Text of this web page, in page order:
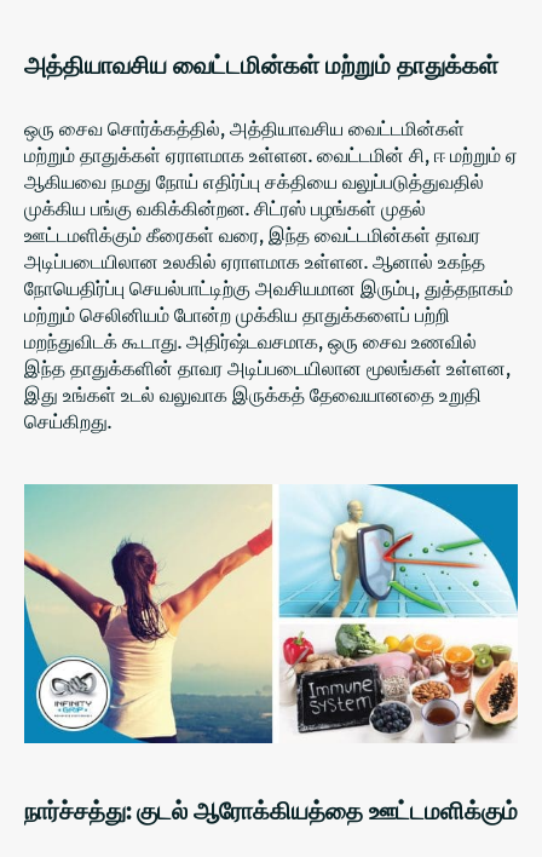
அத்தியாவசிய வைட்டமின்கள் மற்றும் தாதுக்கள்
ஒரு சைவ சொர்க்கத்தில், அத்தியாவசிய வைட்டமின்கள்
மற்றும் தாதுக்கள் ஏராளமாக உள்ளன. வைட்டமின் சி, ஈ மற்றும் ஏ
ஆகியவை நமது நோய் எதிர்ப்பு சக்தியை வலுப்படுத்துவதில்
முக்கிய பங்கு வகிக்கின்றன. சிட்ரஸ் பழங்கள் முதல்
ஊட்டமளிக்கும் கீரைகள் வரை, இந்த வைட்டமின்கள் தாவர
அடிப்படையிலான உலகில் ஏராளமாக உள்ளன. ஆனால் உகந்த
நோயெதிர்ப்பு செயல்பாட்டிற்கு அவசியமான இரும்பு, துத்தநாகம்
மற்றும் செலினியம் போன்ற முக்கிய தாதுக்களைப் பற்றி
மறந்துவிடக் கூடாது. அதிர்ஷ்டவசமாக, ஒரு சைவ உணவில்
இந்த தாதுக்களின் தாவர அடிப்படையிலான மூலங்கள் உள்ளன,
இது உங்கள் உடல் வலுவாக இருக்கத் தேவையானதை உறுதி
செய்கிறது.
நார்ச்சத்து: குடல் ஆரோக்கியத்தை ஊட்டமளிக்கும்